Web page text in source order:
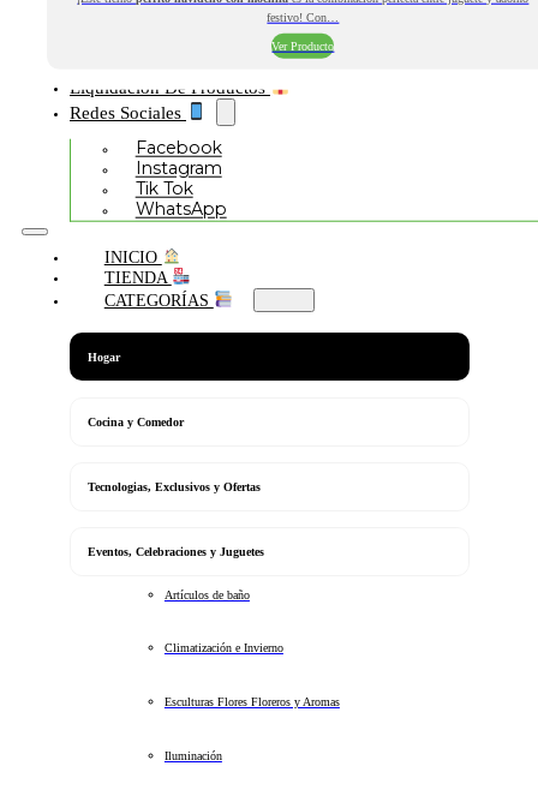
festivo! Con…
Ver Producto
Liquidación De Productos
Redes Sociales
Facebook
Instagram
Tik Tok
WhatsApp
INICIO
TIENDA
CATEGORÍAS
Hogar
Cocina y Comedor
Tecnologias, Exclusivos y Ofertas
Eventos, Celebraciones y Juguetes
Artículos de baño
Climatización e Invierno
Esculturas Flores Floreros y Aromas
Iluminación